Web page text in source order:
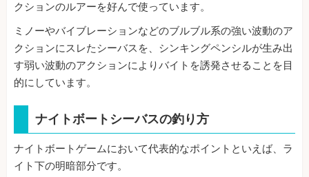
クションのルアーを好んで使っています。
ミノーやバイブレーションなどのブルブル系の強い波動のア
クションにスレたシーバスを、シンキングペンシルが生み出
す弱い波動のアクションによりバイトを誘発させることを目
的にしています。
ナイトボートシーバスの釣り方
ナイトボートゲームにおいて代表的なポイントといえば、ラ
イト下の明暗部分です。